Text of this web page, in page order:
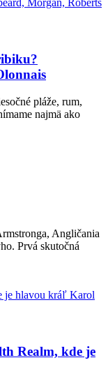
pláže, rum,
najmä ako
Angličania
Prvá skutočná
Realm, kde je